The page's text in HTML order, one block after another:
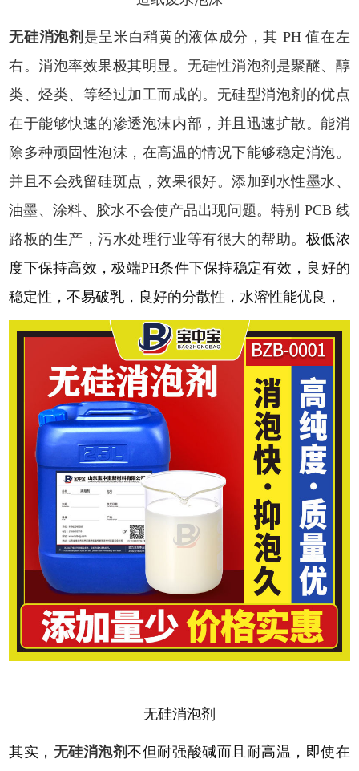
无硅消泡剂 是呈米白稍黄的液体成分，其 PH 值在左
右。消泡率效果极其明显。 无硅性消泡剂是聚醚、醇
类、烃类、等经过加工而成的。 无硅型消泡剂的优点
在于能够快速的渗透泡沫内部，并且迅速扩散。能消
除多种顽固性泡沫，在高温的情况下能够稳定消泡。
并且不会残留硅斑点，效果很好。添加到水性墨水、
油墨、涂料、胶水不会使产品出现问题。特别 PCB 线
路板的生产，污水处理行业等有很大的帮助。 极低浓
度下保持高效，极端PH条件下保持稳定有效，良好的
稳定性，不易破乳，良好的分散性，水溶性能优良，
无硅消泡剂
其实， 无硅消泡剂不但耐强酸碱而且耐高温，即使在